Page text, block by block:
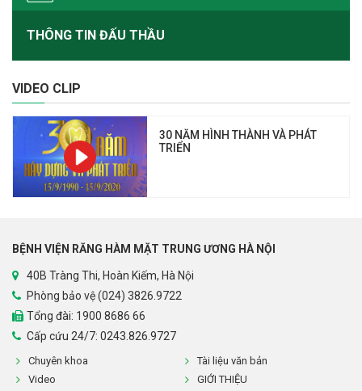
THÔNG TIN ĐẤU THẦU
VIDEO CLIP
30 NĂM HÌNH THÀNH VÀ PHÁT
TRIỂN
BỆNH VIỆN RĂNG HÀM MẶT TRUNG ƯƠNG HÀ NỘI
40B Tràng Thi, Hoàn Kiếm, Hà Nội
Phòng bảo vệ (024) 3826.9722
Tổng đài: 1900 8686 66
Cấp cứu 24/7: 0243.826.9727
Chuyên khoa
Tài liệu văn bản
Video
GIỚI THIỆU